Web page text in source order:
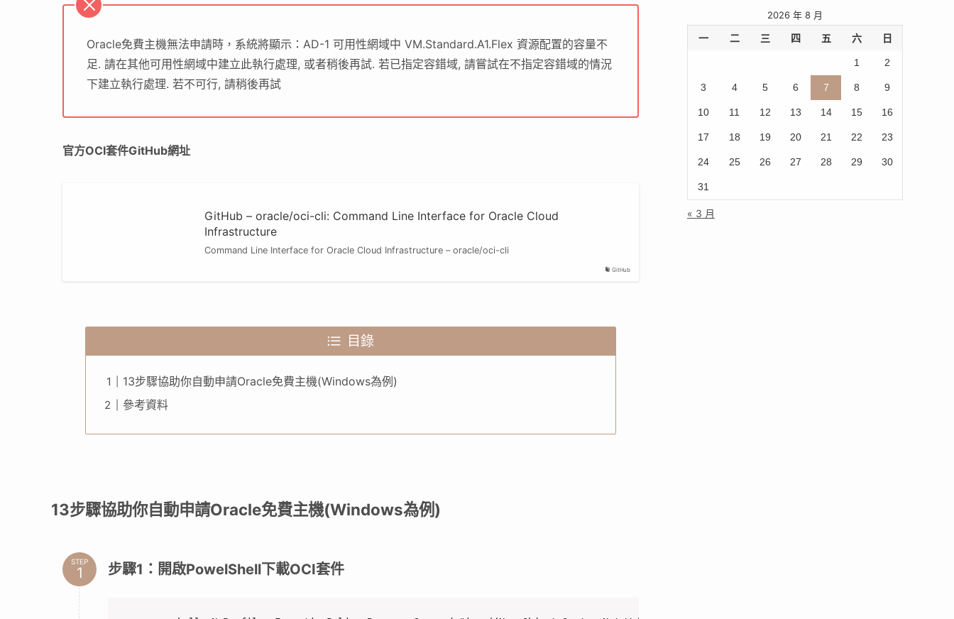
Oracle免費主機無法申請時，系統將顯示：AD-1 可用性網域中 VM.Standard.A1.Flex 資源配置的容量不
足. 請在其他可用性網域中建立此執行處理, 或者稍後再試. 若已指定容錯域, 請嘗試在不指定容錯域的情況
下建立執行處理. 若不可行, 請稍後再試
官方OCI套件GitHub網址
GitHub
GitHub – oracle/oci-cli: Command Line Interface for Oracle Cloud
Infrastructure
Command Line Interface for Oracle Cloud Infrastructure – oracle/oci-cli
目錄
13步驟協助你自動申請Oracle免費主機(Windows為例)
參考資料
2026 年 8 月
一 二 三 四 五 六 日
1 2
3 4 5 6 7 8 9
10 11 12 13 14 15 16
17 18 19 20 21 22 23
24 25 26 27 28 29 30
31
« 3 月